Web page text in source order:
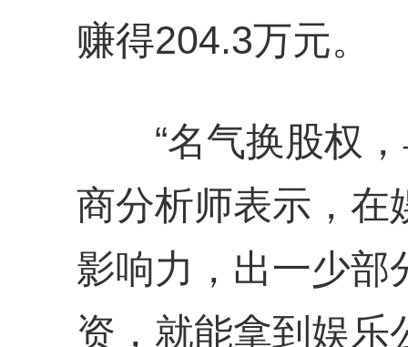
赚得204.3万元。
“名气换股权，
商分析师表示，在
影响力，出一少部
资，就能拿到娱乐